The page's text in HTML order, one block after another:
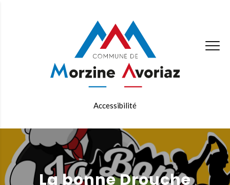
Accessibilité
La bonne Drouche